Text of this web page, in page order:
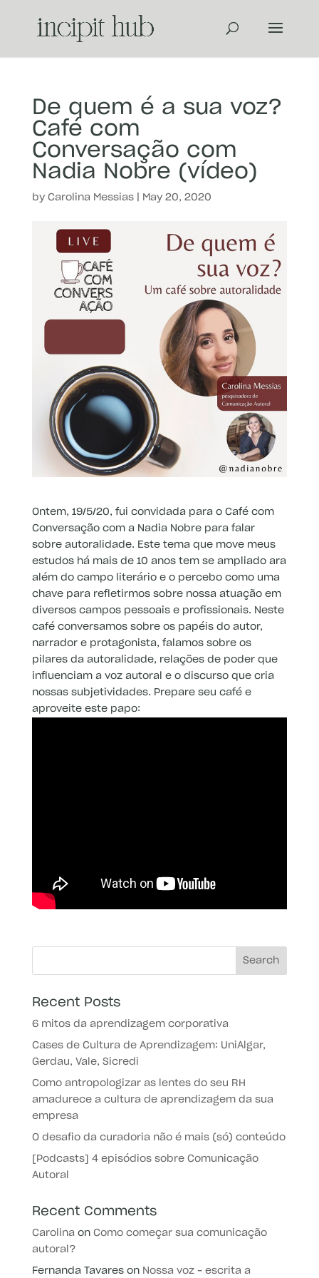
De quem é a sua voz?
Café com
Conversação com
Nadia Nobre (vídeo)
by Carolina Messias| May 20, 2020
Ontem, 19/5/20, fui convidada para o Café com
Conversação com a Nadia Nobre para falar
sobre autoralidade. Este tema que move meus
estudos há mais de 10 anos tem se ampliado ara
além do campo literário e o percebo como uma
chave para refletirmos sobre nossa atuação em
diversos campos pessoais e profissionais. Neste
café conversamos sobre os papéis do autor,
narrador e protagonista, falamos sobre os
pilares da autoralidade, relações de poder que
influenciam a voz autoral e o discurso que cria
nossas subjetividades. Prepare seu café e
aproveite este papo:
Recent Posts
6 mitos da aprendizagem corporativa
Cases de Cultura de Aprendizagem: UniAlgar,
Gerdau, Vale, Sicredi
Como antropologizar as lentes do seu RH
amadurece a cultura de aprendizagem da sua
empresa
O desafio da curadoria não é mais (só) conteúdo
[Podcasts] 4 episódios sobre Comunicação
Autoral
Recent Comments
Carolina on Como começar sua comunicação
autoral?
Fernanda Tavareson Nossa voz – escrita a